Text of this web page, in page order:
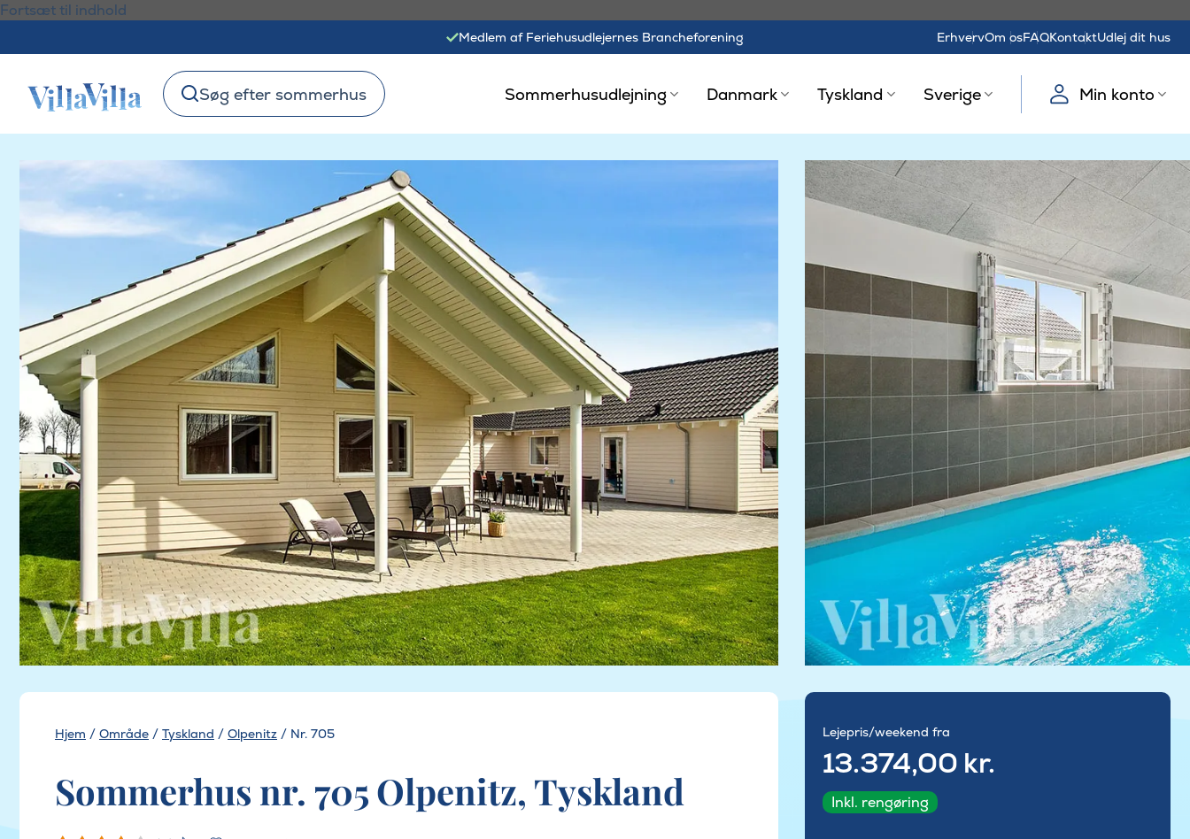
Fortsæt til indhold
Medlem af Feriehusudlejernes Brancheforening ErhvervOm osFAQKontaktUdlej dit hus
Søg efter sommerhus Sommerhusudlejning Danmark Tyskland Sverige Min konto
Hjem / Område / Tyskland / Olpenitz / Nr. 705
Sommerhus nr. 705 Olpenitz, Tyskland
Lejepris/weekend fra
13.374,00 kr.
Inkl. rengøring